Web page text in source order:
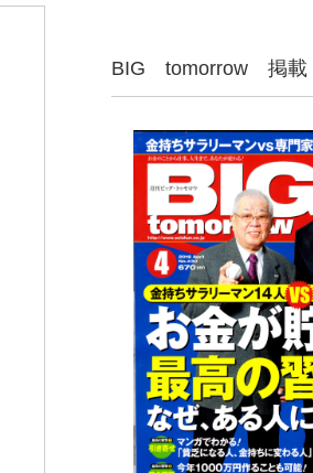
BIG tomorrow 掲載